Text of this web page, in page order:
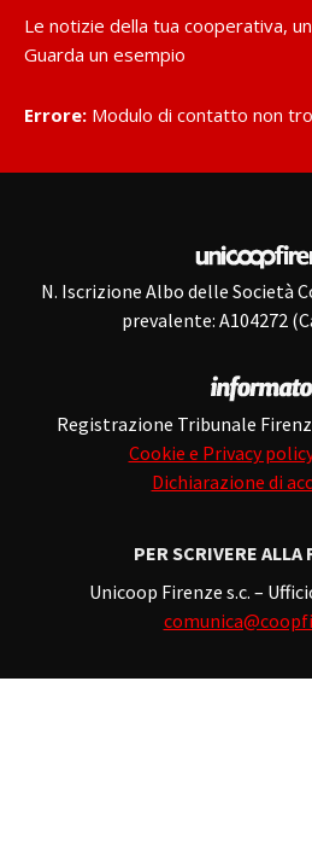
Le notizie della tua cooperativa,
Guarda un esempio
Errore: Modulo di contatto non
N. Iscrizione Albo delle Società
prevalente: A104272
Registrazione Tribunale
Cookie e Privacy
Dichiarazione di
PER SCRIVERE ALLA
Unicoop Firenze s.c. –